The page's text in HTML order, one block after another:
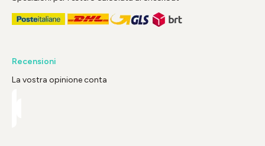
Recensioni
La vostra opinione conta